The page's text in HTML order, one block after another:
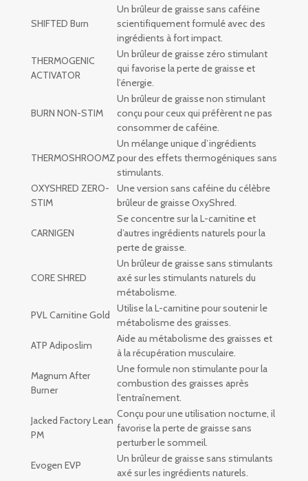
SHIFTED Burn
Un brûleur de graisse sans caféine
scientifiquement formulé avec des
ingrédients à fort impact.
THERMOGENIC
ACTIVATOR
Un brûleur de graisse zéro stimulant
qui favorise la perte de graisse et
l’énergie.
BURN NON-STIM
Un brûleur de graisse non stimulant
conçu pour ceux qui préfèrent ne pas
consommer de caféine.
THERMOSHROOMZ
Un mélange unique d’ingrédients
pour des effets thermogéniques sans
stimulants.
OXYSHRED ZERO-
STIM
Une version sans caféine du célèbre
brûleur de graisse OxyShred.
CARNIGEN
Se concentre sur la L-carnitine et
d’autres ingrédients naturels pour la
perte de graisse.
CORE SHRED
Un brûleur de graisse sans stimulants
axé sur les stimulants naturels du
métabolisme.
PVL Carnitine Gold
Utilise la L-carnitine pour soutenir le
métabolisme des graisses.
ATP Adiposlim
Aide au métabolisme des graisses et
à la récupération musculaire.
Magnum After
Burner
Une formule non stimulante pour la
combustion des graisses après
l’entraînement.
Jacked Factory Lean
PM
Conçu pour une utilisation nocturne, il
favorise la perte de graisse sans
perturber le sommeil.
Evogen EVP
Un brûleur de graisse sans stimulants
axé sur les ingrédients naturels.